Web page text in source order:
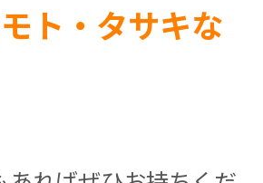
ト・タサキな